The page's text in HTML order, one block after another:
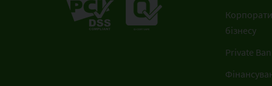
бізнесу
Private